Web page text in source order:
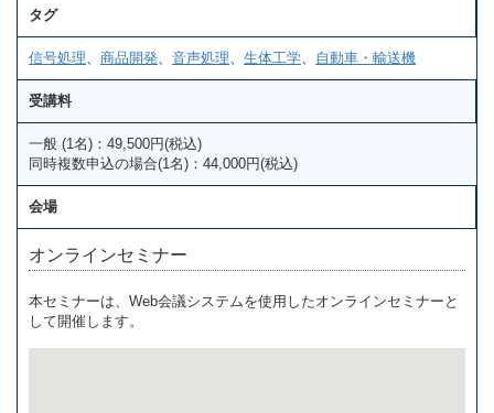
タグ
信号処理 商品開発 音声処理 生体工学 自動車・輸送機
受講料
一般 (1名)：49,500円(税込)
同時複数申込の場合(1名)：44,000円(税込)
会場
オンラインセミナー
本セミナーは、Web会議システムを使用したオンラインセミナーと
して開催します。